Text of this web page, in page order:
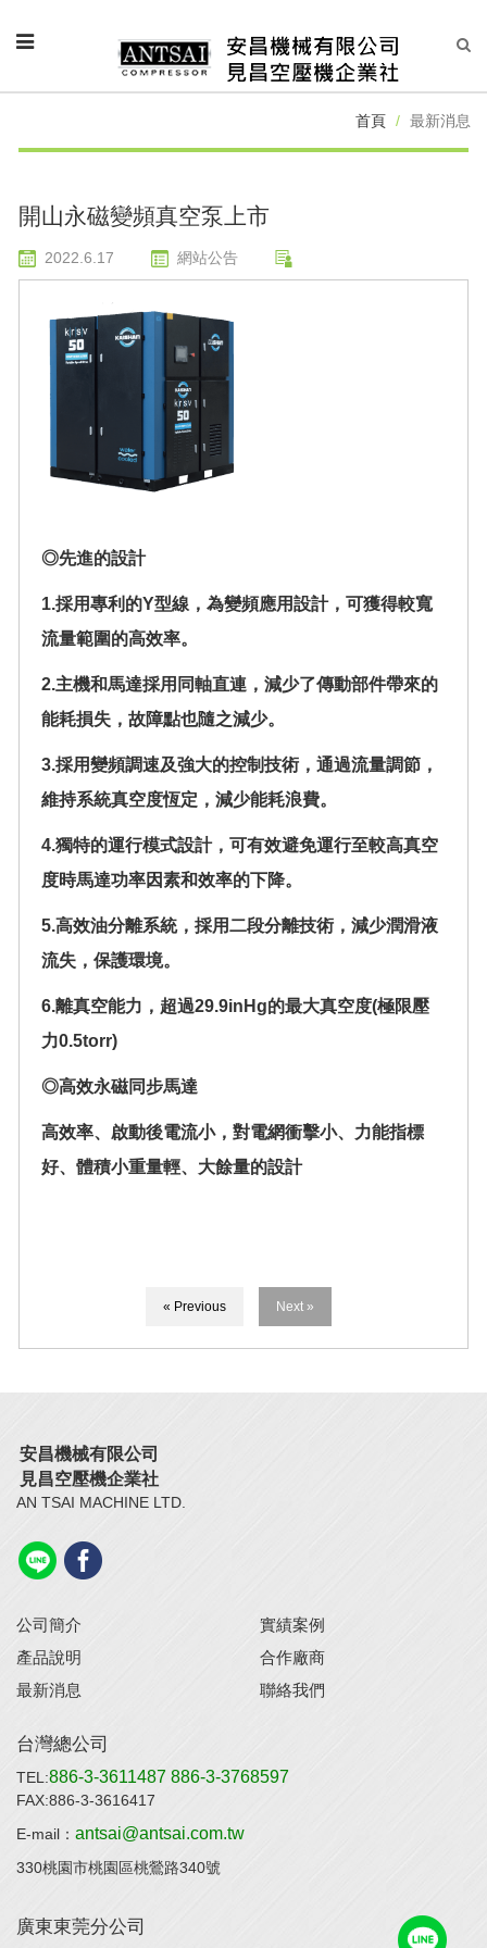
首頁 最新消息
開山永磁變頻真空泵上市
2022.6.17 網站公告
◎先進的設計
1.採用專利的Y型線，為變頻應用設計，可獲得較寬
流量範圍的高效率。
2.主機和馬達採用同軸直連，減少了傳動部件帶來的
能耗損失，故障點也隨之減少。
3.採用變頻調速及強大的控制技術，通過流量調節，
維持系統真空度恆定，減少能耗浪費。
4.獨特的運行模式設計，可有效避免運行至較高真空
度時馬達功率因素和效率的下降。
5.高效油分離系統，採用二段分離技術，減少潤滑液
流失，保護環境。
6.離真空能力，超過29.9inHg的最大真空度(極限壓
力0.5torr)
◎高效永磁同步馬達
高效率、啟動後電流小，對電網衝擊小、力能指標
好、體積小重量輕、大餘量的設計
« Previous Next »
安昌機械有限公司
見昌空壓機企業社
AN TSAI MACHINE LTD.
公司簡介
產品說明
最新消息
實績案例
合作廠商
聯絡我們
台灣總公司
TEL:886-3-3611487 886-3-3768597
FAX:886-3-3616417
E-mail： antsai@antsai.com.tw
330桃園市桃園區桃鶯路340號
廣東東莞分公司